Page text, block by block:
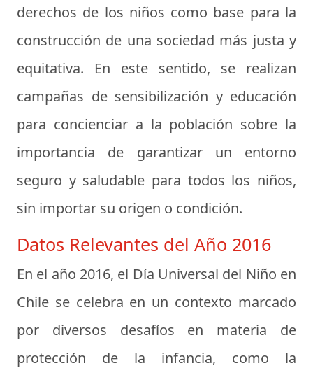
derechos de los niños como base para la
construcción de una sociedad más justa y
equitativa. En este sentido, se realizan
campañas de sensibilización y educación
para concienciar a la población sobre la
importancia de garantizar un entorno
seguro y saludable para todos los niños,
sin importar su origen o condición.
Datos Relevantes del Año 2016
En el año 2016, el Día Universal del Niño en
Chile se celebra en un contexto marcado
por diversos desafíos en materia de
protección de la infancia, como la